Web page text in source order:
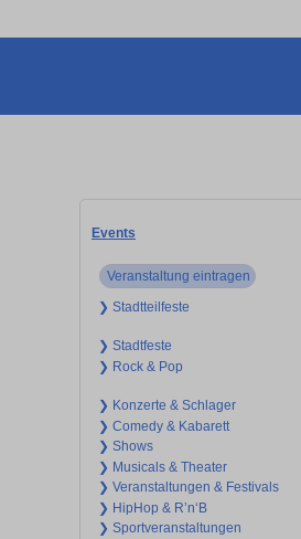
Events
Veranstaltung eintragen
❯ Stadtteilfeste
❯ Stadtfeste
❯ Rock & Pop
❯ Konzerte & Schlager
❯ Comedy & Kabarett
❯ Shows
❯ Musicals & Theater
❯ Veranstaltungen & Festivals
❯ HipHop & R’n‘B
❯ Sportveranstaltungen